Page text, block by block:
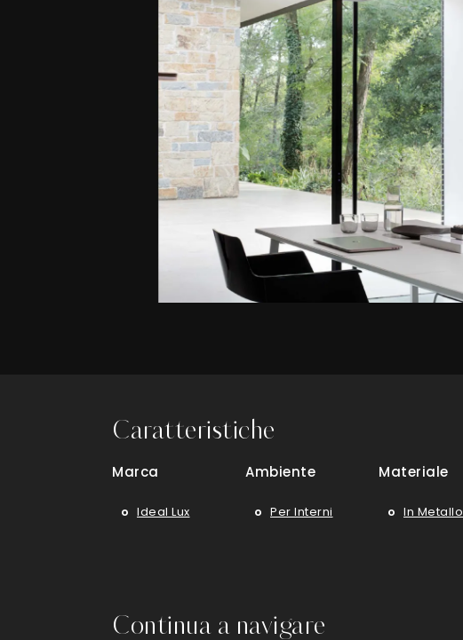
Caratteristiche
Marca
Ideal Lux
Ambiente
Per Interni
Materiale
In Metallo
Continua a navigare